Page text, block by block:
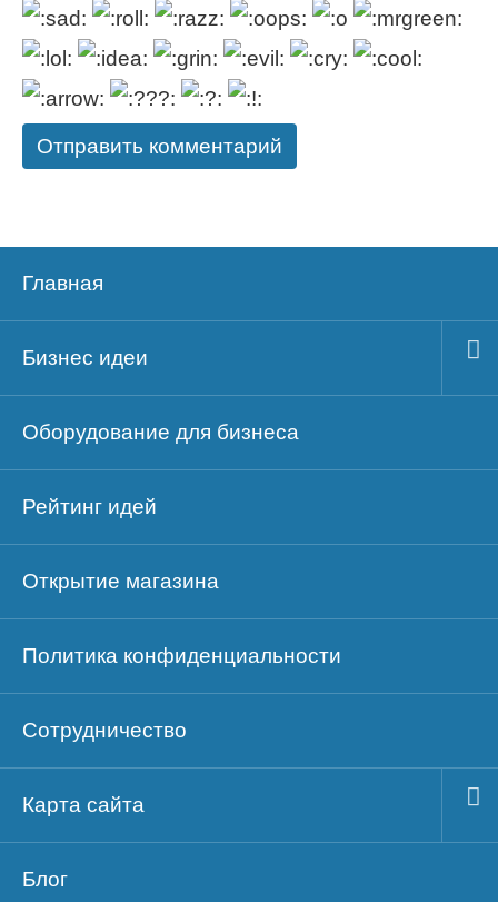
Главная
Бизнес идеи
Оборудование для бизнеса
Рейтинг идей
Открытие магазина
Политика конфиденциальности
Сотрудничество
Карта сайта
Блог